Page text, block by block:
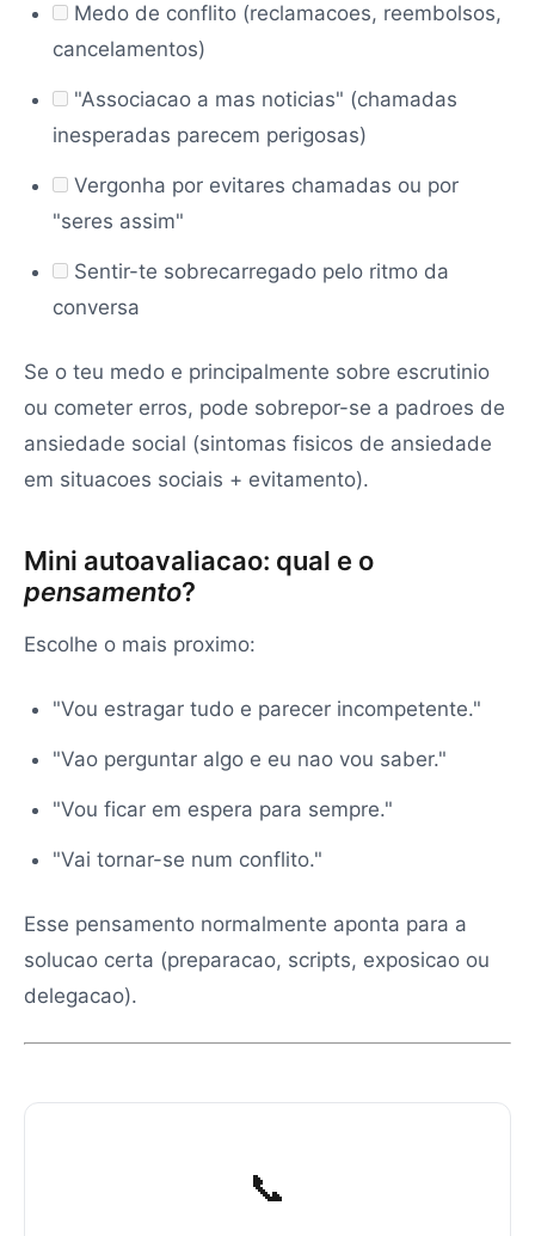
Medo de conflito (reclamacoes, reembolsos,
cancelamentos)
"Associacao a mas noticias" (chamadas
inesperadas parecem perigosas)
Vergonha por evitares chamadas ou por
"seres assim"
Sentir-te sobrecarregado pelo ritmo da
conversa
Se o teu medo e principalmente sobre escrutinio
ou cometer erros, pode sobrepor-se a padroes de
ansiedade social (sintomas fisicos de ansiedade
em situacoes sociais + evitamento).
Mini autoavaliacao: qual e o
pensamento?
Escolhe o mais proximo:
"Vou estragar tudo e parecer incompetente."
"Vao perguntar algo e eu nao vou saber."
"Vou ficar em espera para sempre."
"Vai tornar-se num conflito."
Esse pensamento normalmente aponta para a
solucao certa (preparacao, scripts, exposicao ou
delegacao).
📞